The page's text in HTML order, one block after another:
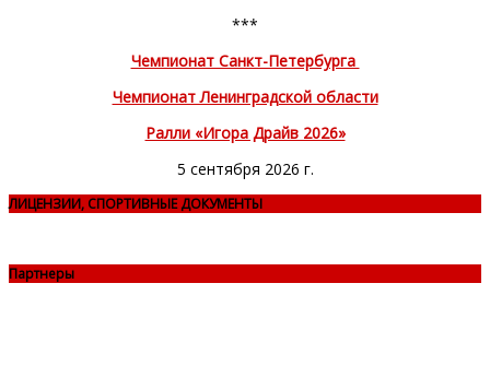
***
Чемпионат Санкт-Петербурга
Чемпионат Ленинградской области
Ралли «Игора Драйв 2026»
5 сентября 2026 г.
ЛИЦЕНЗИИ, СПОРТИВНЫЕ ДОКУМЕНТЫ
Партнеры